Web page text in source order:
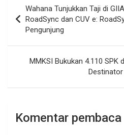
pos
Wahana Tunjukkan Taji di
RoadSync dan CUV e:
Pengunjung
MMKSI Bukukan 4.110 SPK
Komentar pembaca